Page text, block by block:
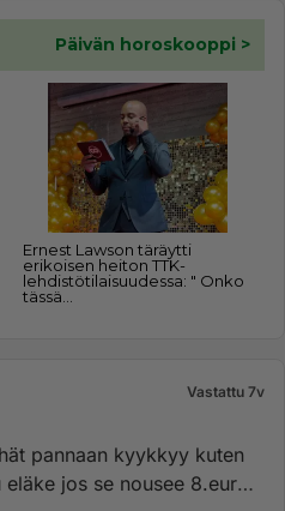
Vastattu 7v
pannaan kyykkyy kuten
jos se nousee 8.euroa